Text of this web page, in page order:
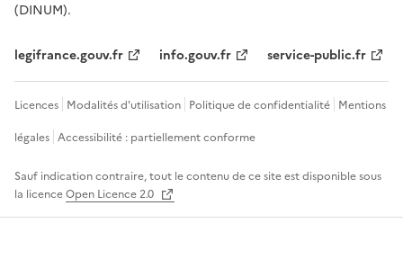
(DINUM).
legifrance.gouv.fr info.gouv.fr service-public.fr
Licences Modalités d'utilisation Politique de confidentialité Mentions
légales Accessibilité : partiellement conforme
Sauf indication contraire, tout le contenu de ce site est disponible sous
la licenceOpen Licence 2.0